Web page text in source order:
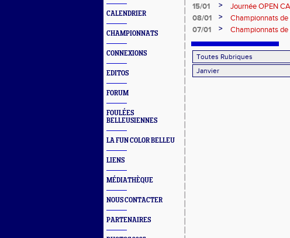
CALENDRIER
CHAMPIONNATS
CONNEXIONS
EDITOS
FORUM
FOULÉES
BELLEUSIENNES
LA FUN COLOR BELLEU
LIENS
MÉDIATHÈQUE
NOUS CONTACTER
PARTENAIRES
15/01
>
Journée OPEN
08/01
>
Championnats
07/01
> Championnats